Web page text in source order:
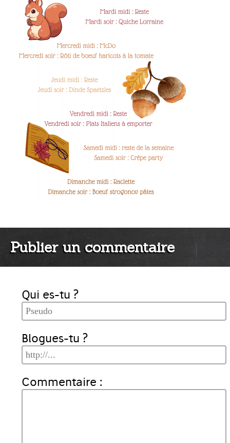
Publier un commentaire
Qui es-tu ?
Blogues-tu ?
Commentaire :